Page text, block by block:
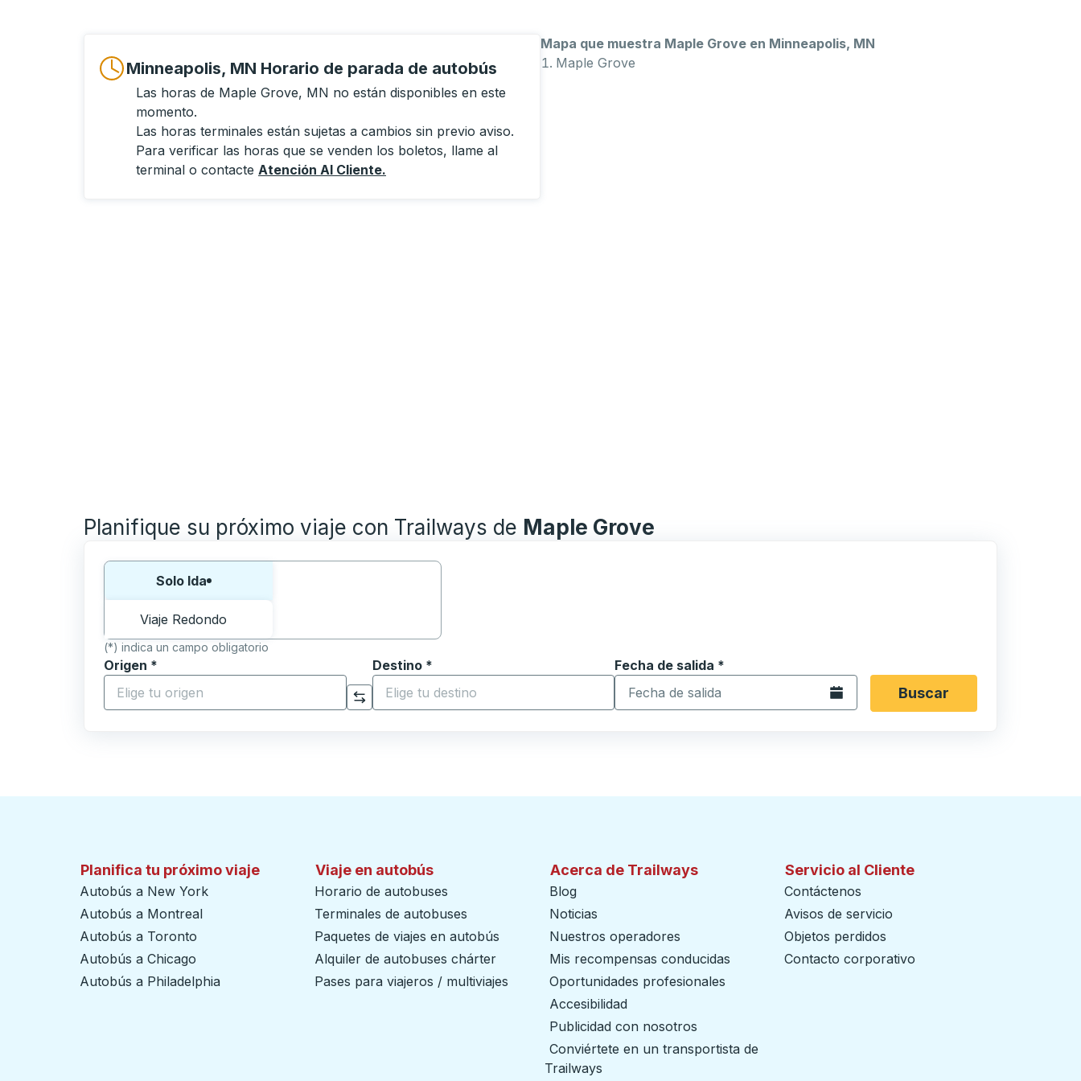
Minneapolis, MN Horario de parada de autobús
Las horas de Maple Grove, MN no están disponibles en este
momento.
Las horas terminales están sujetas a cambios sin previo aviso.
Para verificar las horas que se venden los boletos, llame al
terminal o contacte Atención Al Cliente.
Mapa que muestra Maple Grove en Minneapolis, MN
Maple Grove
Planifique su próximo viaje con Trailways de Maple Grove
Elija una forma o viaje de ida y vuelta:
Solo Ida
Viaje Redondo
(*) indica un campo obligatorio
Origen *
Comience a escribir la ciudad de origen para abrir las opciones de ubicación y luego use las teclas de flecha para navegar hasta la ciudad de origen que
Haga clic para cambiar sus selecciones de origen y destino
Destino *
Comience a escribir la ciudad de destino para abrir las opciones de ubicación y luego use las teclas de flecha
Fecha de salida *
Escriba la fecha en formato de fecha Barra diagonal de mes de 2
Abra el calendario.Buscar
Planifica tu próximo viaje
Autobús a New York
Autobús a Montreal
Autobús a Toronto
Autobús a Chicago
Autobús a Philadelphia
Viaje en autobús
Horario de autobuses
Terminales de autobuses
Paquetes de viajes en autobús
Alquiler de autobuses chárter
Pases para viajeros / multiviajes
Acerca de Trailways
Blog
Noticias
Nuestros operadores
Mis recompensas conducidas
Oportunidades profesionales
Accesibilidad
Publicidad con nosotros
Conviértete en un transportista de
Trailways
Servicio al Cliente
Contáctenos
Avisos de servicio
Objetos perdidos
Contacto corporativo